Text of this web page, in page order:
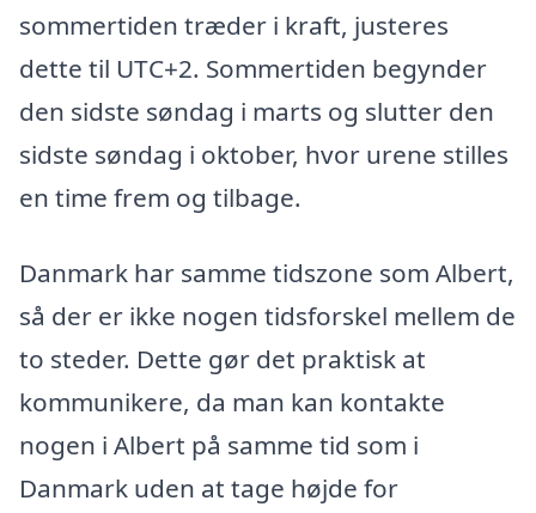
sommertiden træder i kraft, justeres
dette til UTC+2. Sommertiden begynder
den sidste søndag i marts og slutter den
sidste søndag i oktober, hvor urene stilles
en time frem og tilbage.
Danmark har samme tidszone som Albert,
så der er ikke nogen tidsforskel mellem de
to steder. Dette gør det praktisk at
kommunikere, da man kan kontakte
nogen i Albert på samme tid som i
Danmark uden at tage højde for